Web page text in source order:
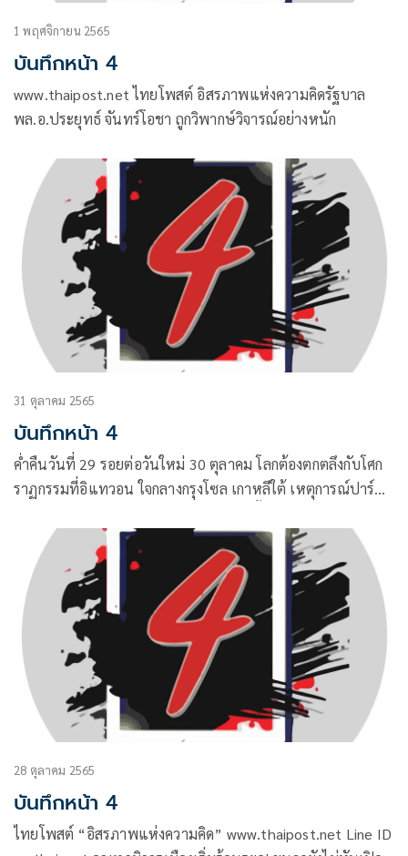
1 พฤศจิกายน 2565
บันทึกหน้า 4
www.thaipost.net ไทยโพสต์ อิสรภาพแห่งความคิดรัฐบาล
พล.อ.ประยุทธ์ จันทร์โอชา ถูกวิพากษ์วิจารณ์อย่างหนัก
31 ตุลาคม 2565
บันทึกหน้า 4
ค่ำคืนวันที่ 29 รอยต่อวันใหม่ 30 ตุลาคม โลกต้องตกตลึงกับโศก
ราฏกรรมที่อิแทวอน ใจกลางกรุงโซล เกาหลีใต้ เหตุการณ์ปาร์ตี้
หมื่นนับแสนคน
28 ตุลาคม 2565
บันทึกหน้า 4
ไทยโพสต์ “อิสรภาพแห่งความคิด” www.thaipost.net Line ID